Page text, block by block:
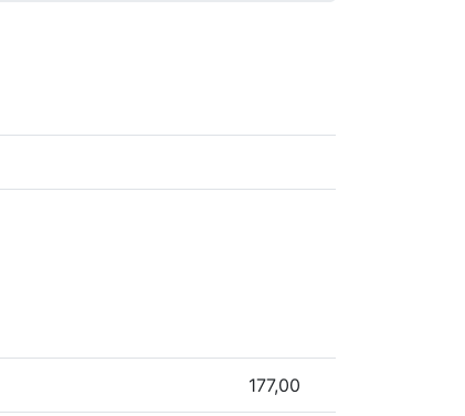
177,00